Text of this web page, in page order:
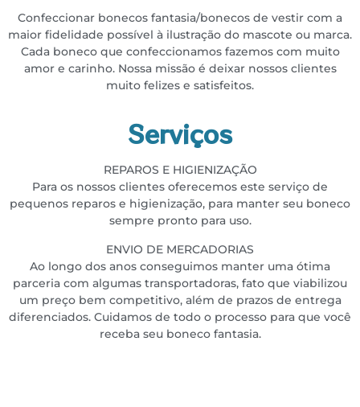
Confeccionar bonecos fantasia/bonecos de vestir com a
maior fidelidade possível à ilustração do mascote ou marca.
Cada boneco que confeccionamos fazemos com muito
amor e carinho. Nossa missão é deixar nossos clientes
muito felizes e satisfeitos.
Serviços
REPAROS E HIGIENIZAÇÃO
Para os nossos clientes oferecemos este serviço de
pequenos reparos e higienização, para manter seu boneco
sempre pronto para uso.
ENVIO DE MERCADORIAS
Ao longo dos anos conseguimos manter uma ótima
parceria com algumas transportadoras, fato que viabilizou
um preço bem competitivo, além de prazos de entrega
diferenciados. Cuidamos de todo o processo para que você
receba seu boneco fantasia.